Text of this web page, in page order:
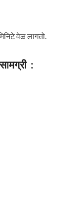
वेळ लागतो.
: